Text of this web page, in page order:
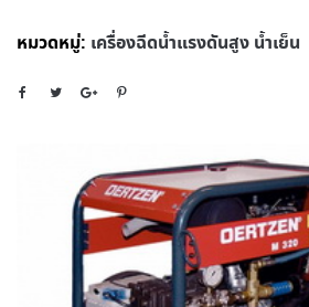
หมวดหมู่: เครื่องฉีดน้ำแรงดันสูง น้ำเย็น